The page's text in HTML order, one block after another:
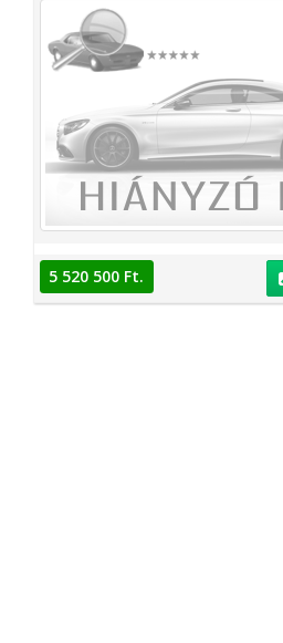
5 520 500 Ft.